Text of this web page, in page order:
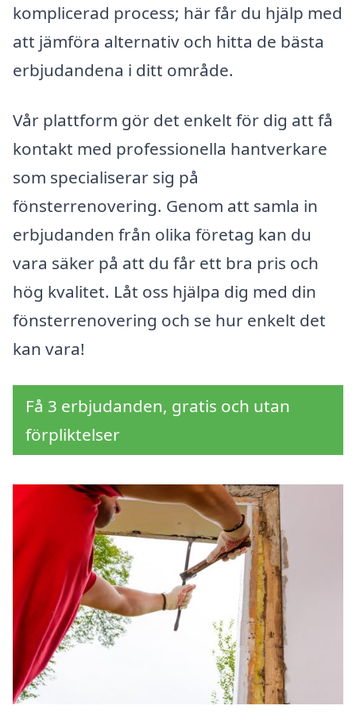
komplicerad process; här får du hjälp med
att jämföra alternativ och hitta de bästa
erbjudandena i ditt område.
Vår plattform gör det enkelt för dig att få
kontakt med professionella hantverkare
som specialiserar sig på
fönsterrenovering. Genom att samla in
erbjudanden från olika företag kan du
vara säker på att du får ett bra pris och
hög kvalitet. Låt oss hjälpa dig med din
fönsterrenovering och se hur enkelt det
kan vara!
Få 3 erbjudanden, gratis och utan
förpliktelser